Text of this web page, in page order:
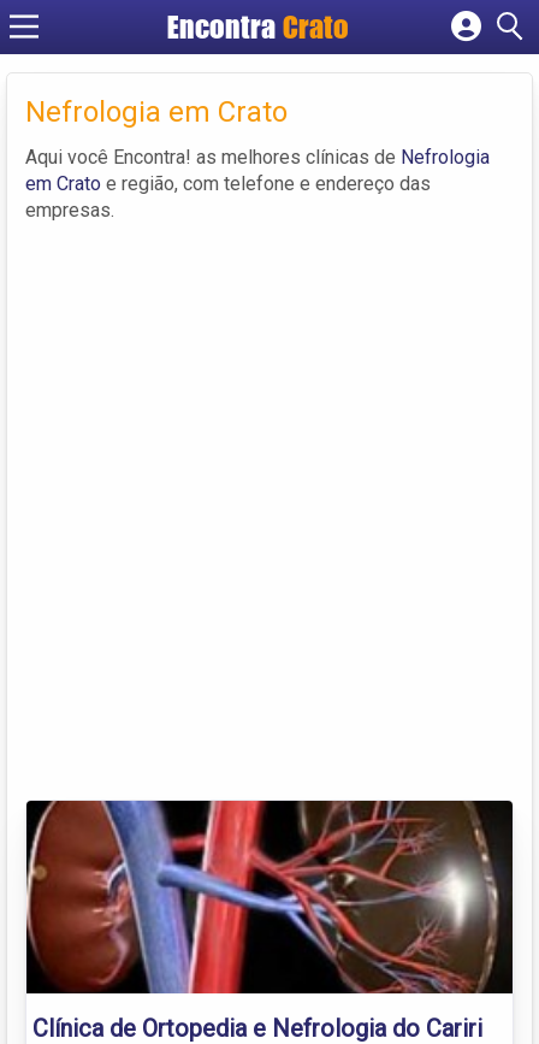
Encontra Crato
Cadastrar empresa
Criar conta
Nefrologia em Crato
Aqui você Encontra! as melhores clínicas de Nefrologia
em Crato e região, com telefone e endereço das
empresas.
Clínica de Ortopedia e Nefrologia do Cariri